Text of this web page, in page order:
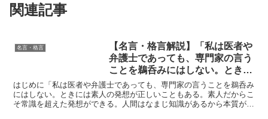
関連記事
名言・格言
【名言・格言解説】「私は医者や
弁護士であっても、専門家の言う
ことを鵜呑みにはしない。ときに
は素人の発想が正しいこともあ
る。素人だからこそ常識を超えた
発想ができる。人間はなまじ知識
はじめに「私は医者や弁護士であっても、専門家の言うことを鵜呑み
にはしない。ときには素人の発想が正しいこともある。素人だからこ
そ常識を超えた発想ができる。人間はなまじ知識があるから本質がわ